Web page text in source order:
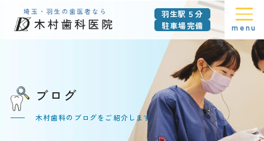
羽生駅５分
駐車場完備
menu
ブログ
木村歯科のブログをご紹介します